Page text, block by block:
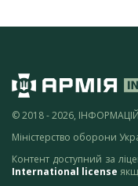
© 2018 - 2026,
Міністерство оборони
Контент доступний за
International license